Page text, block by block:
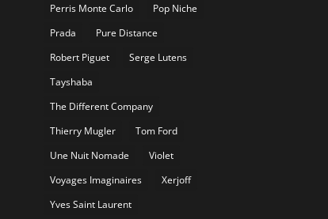
Perris Monte Carlo
Pop Niche
Prada
Pure Distance
Robert Piguet
Serge Lutens
Tayshaba
The Different Company
Thierry Mugler
Tom Ford
Une Nuit Nomade
Violet
Voyages Imaginaires
Xerjoff
Yves Saint Laurent